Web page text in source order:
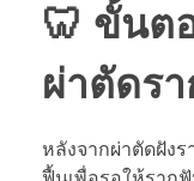
🦷 ขั้นต
ผ่าตัดร
หลังจากผ่าตัดฝัง